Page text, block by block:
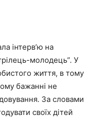
інтерв’ю на
молодець”. У
життя, в тому
бажанні не
За словами
своїх дітей